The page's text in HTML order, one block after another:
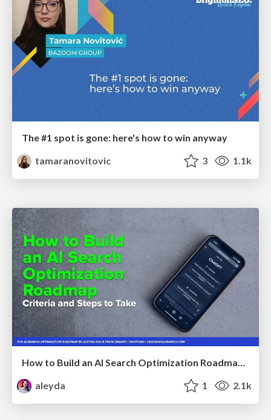
The #1 spot is gone: here's how to win anyway
tamaranovitovic
3 1.1k
How to Build an AI Search Optimization Roadmap - Criteria and Steps to Take #SEOIRL
aleyda
1 2.1k